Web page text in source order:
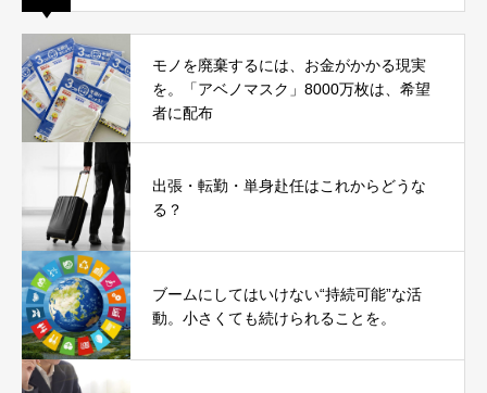
モノを廃棄するには、お金がかかる現実
を。「アベノマスク」8000万枚は、希望
者に配布
出張・転勤・単身赴任はこれからどうな
る？
ブームにしてはいけない“持続可能”な活
動。小さくても続けられることを。